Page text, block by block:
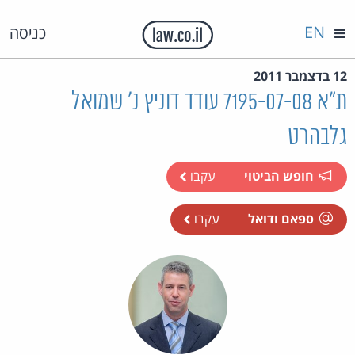
כניסה EN
12 בדצמבר 2011
ת"א 7195-07-08 עודד דוניץ נ' שמואל
גלבהרט
חופש הביטוי עקבו
ספאם ודואל עקבו